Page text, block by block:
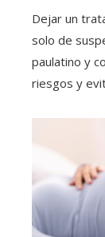
Dejar un
solo de
paulatino y
riesgos y